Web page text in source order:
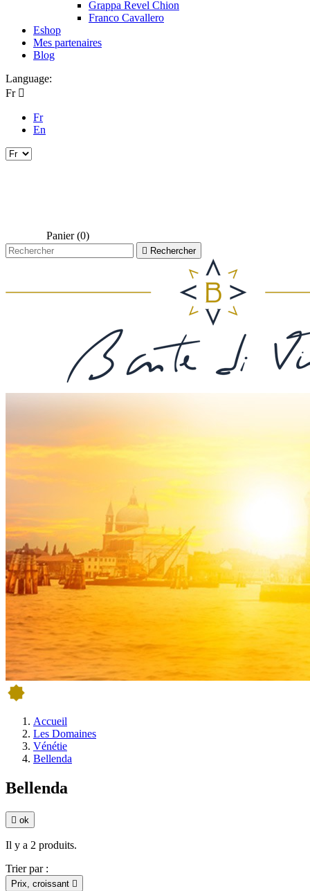
Grappa Revel Chion
Franco Cavallero
Eshop
Mes partenaires
Blog
Language:
Fr 
Fr
En
Panier (0)
 Rechercher
Accueil
Les Domaines
Vénétie
Bellenda
Bellenda
 ok
Il y a 2 produits.
Trier par :
Prix, croissant 